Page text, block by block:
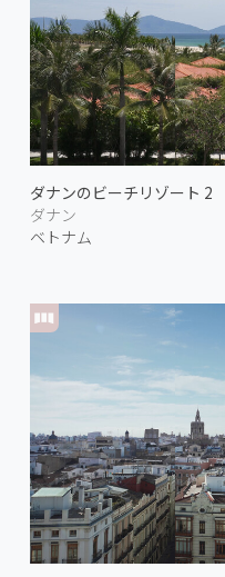
ダナンのビーチリゾート 2
ダナン
ベトナム